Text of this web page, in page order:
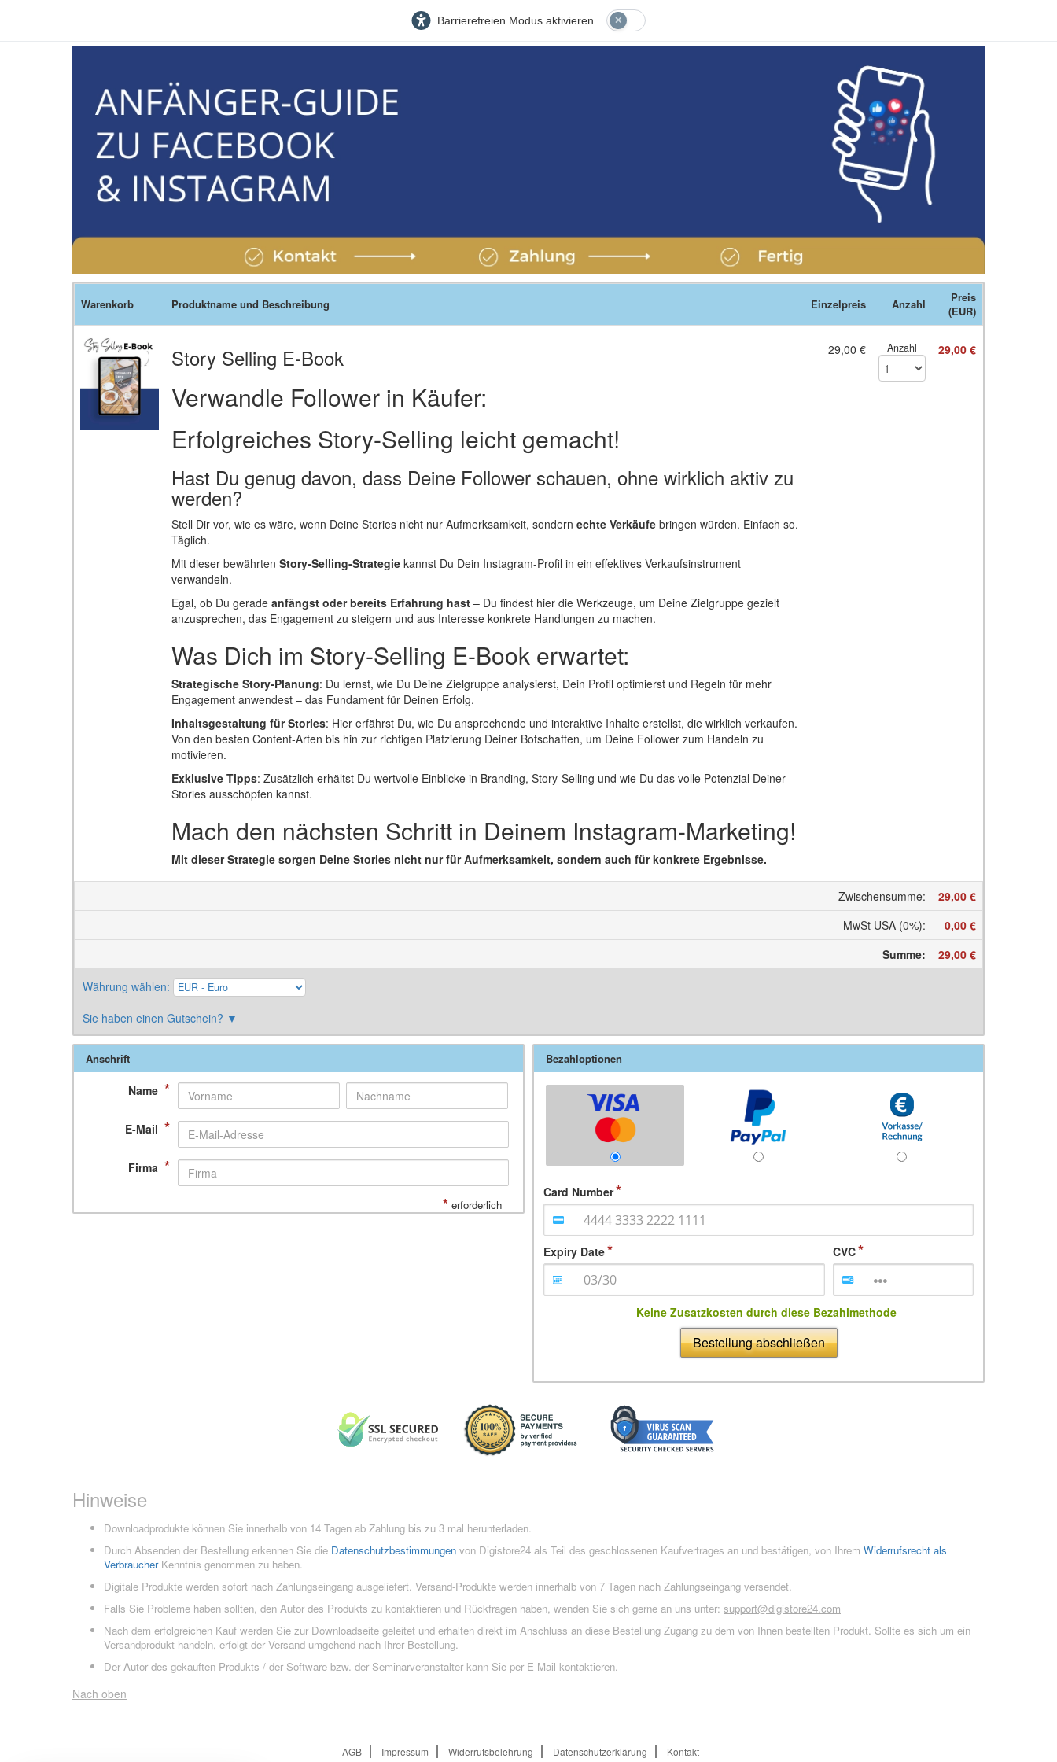
Barrierefreien Modus aktivieren
Warenkorb Produktname und Beschreibung Einzelpreis Anzahl
Preis
(EUR)
Story Selling E-Book
Verwandle Follower in Käufer:
Erfolgreiches Story-Selling leicht gemacht!
Hast Du genug davon, dass Deine Follower schauen, ohne wirklich aktiv zu
werden?
Stell Dir vor, wie es wäre, wenn Deine Stories nicht nur Aufmerksamkeit, sondern echte Verkäufe bringen würden. Einfach so.
Täglich.
Mit dieser bewährten Story-Selling-Strategie kannst Du Dein Instagram-Profil in ein effektives Verkaufsinstrument
verwandeln.
Egal, ob Du gerade anfängst oder bereits Erfahrung hast – Du findest hier die Werkzeuge, um Deine Zielgruppe gezielt
anzusprechen, das Engagement zu steigern und aus Interesse konkrete Handlungen zu machen.
Was Dich im Story-Selling E-Book erwartet:
Strategische Story-Planung: Du lernst, wie Du Deine Zielgruppe analysierst, Dein Profil optimierst und Regeln für mehr
Engagement anwendest – das Fundament für Deinen Erfolg.
Inhaltsgestaltung für Stories: Hier erfährst Du, wie Du ansprechende und interaktive Inhalte erstellst, die wirklich verkaufen.
Von den besten Content-Arten bis hin zur richtigen Platzierung Deiner Botschaften, um Deine Follower zum Handeln zu
motivieren.
Exklusive Tipps: Zusätzlich erhältst Du wertvolle Einblicke in Branding, Story-Selling und wie Du das volle Potenzial Deiner
Stories ausschöpfen kannst.
Mach den nächsten Schritt in Deinem Instagram-Marketing!
Mit dieser Strategie sorgen Deine Stories nicht nur für Aufmerksamkeit, sondern auch für konkrete Ergebnisse.
29,00 € Anzahl 29,00 €
Zwischensumme:
29,00 €
MwSt USA (0%):
0,00 €
Summe: 29,00 €
Währung wählen:
Sie haben einen Gutschein? ▼
Anschrift
Name *
E-Mail *
Firma *
* erforderlich
Bezahloptionen
Card Number
Expiry Date CVC
Keine Zusatzkosten durch diese Bezahlmethode
Bestellung abschließen
Hinweise
Downloadprodukte können Sie innerhalb von 14 Tagen ab Zahlung bis zu 3 mal herunterladen.
Durch Absenden der Bestellung erkennen Sie die Datenschutzbestimmungen von Digistore24 als Teil des geschlossenen Kaufvertrages an und bestätigen, von Ihrem Widerrufsrecht als
VerbraucherKenntnis genommen zu haben.
Digitale Produkte werden sofort nach Zahlungseingang ausgeliefert. Versand-Produkte werden innerhalb von 7 Tagen nach Zahlungseingang versendet.
Falls Sie Probleme haben sollten, den Autor des Produkts zu kontaktieren und Rückfragen haben, wenden Sie sich gerne an uns unter: support@digistore24.com
Nach dem erfolgreichen Kauf werden Sie zur Downloadseite geleitet und erhalten direkt im Anschluss an diese Bestellung Zugang zu dem von Ihnen bestellten Produkt. Sollte es sich um ein
Versandprodukt handeln, erfolgt der Versand umgehend nach Ihrer Bestellung.
Der Autor des gekauften Produkts / der Software bzw. der Seminarveranstalter kann Sie per E-Mail kontaktieren.
Nach oben
AGB Impressum Widerrufsbelehrung Datenschutzerklärung Kontakt